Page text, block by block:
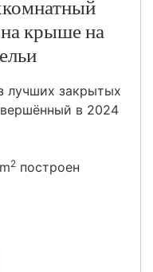
на крыше на
лучших закрытых
в 2024
2 построен